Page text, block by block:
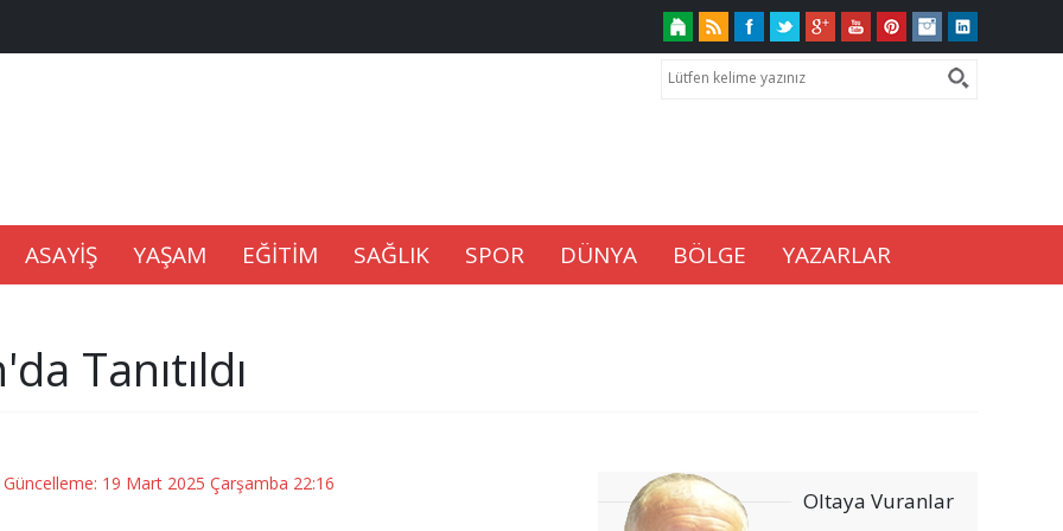
Geliyor
ASAYİŞ YAŞAM EĞİTİM SAĞLIK SPOR DÜNYA BÖLGE YAZARLAR
Tanıtıldı
19 Mart 2025 Çarşamba 22:16
Oltaya Vuranlar